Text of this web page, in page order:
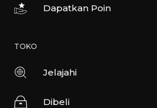
Dapatkan Poin
TOKO
Jelajahi
Dibeli
DIREKOMENDASIKAN